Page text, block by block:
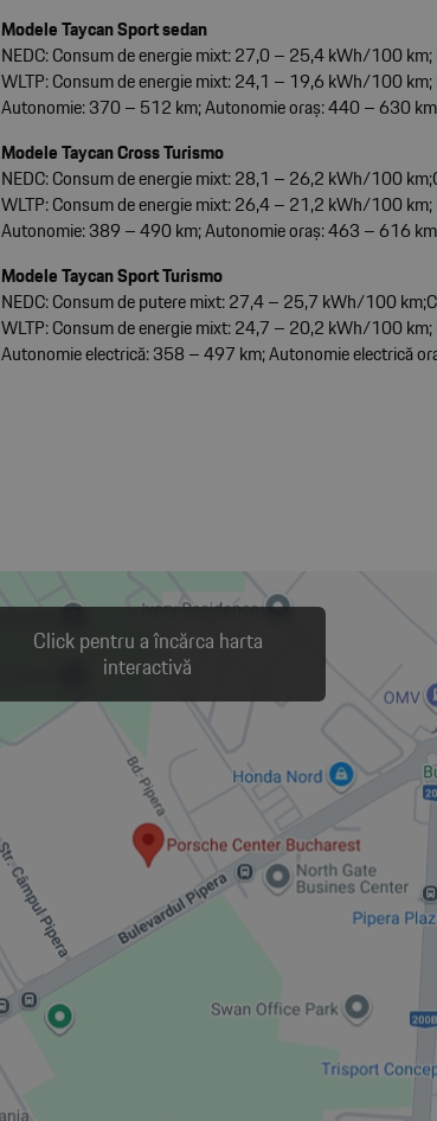
Modele Taycan Sport sedan
NEDC: Consum de energie mixt: 27,0 – 25,4 kWh/100
WLTP: Consum de energie mixt: 24,1 – 19,6 kWh/100
Autonomie: 370 – 512 km; Autonomie oraș: 440 – 630 km
Modele Taycan Cross Turismo
NEDC: Consum de energie mixt: 28,1 – 26,2 kWh/100
WLTP: Consum de energie mixt: 26,4 – 21,2 kWh/100
Autonomie: 389 – 490 km; Autonomie oraș: 463 – 616 km
Modele Taycan Sport Turismo
NEDC: Consum de putere mixt: 27,4 – 25,7 kWh/100
WLTP: Consum de energie mixt: 24,7 – 20,2 kWh/100
Autonomie electrică: 358 – 497 km; Autonomie electrică
Click pentru a încărca harta
interactivă